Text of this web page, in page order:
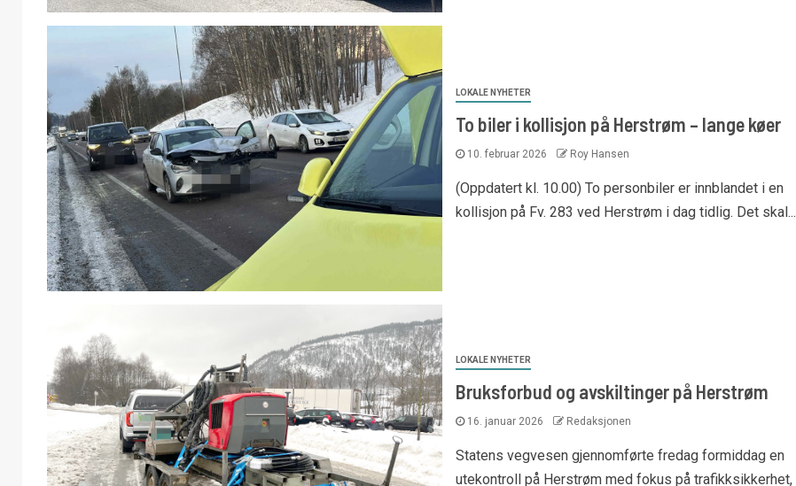
LOKALE NYHETER
To biler i kollisjon på Herstrøm – lange køer
10. februar 2026 Roy Hansen
(Oppdatert kl. 10.00) To personbiler er innblandet i en
kollisjon på Fv. 283 ved Herstrøm i dag tidlig. Det skal...
LOKALE NYHETER
Bruksforbud og avskiltinger på Herstrøm
16. januar 2026 Redaksjonen
Statens vegvesen gjennomførte fredag formiddag en
utekontroll på Herstrøm med fokus på trafikksikkerhet,